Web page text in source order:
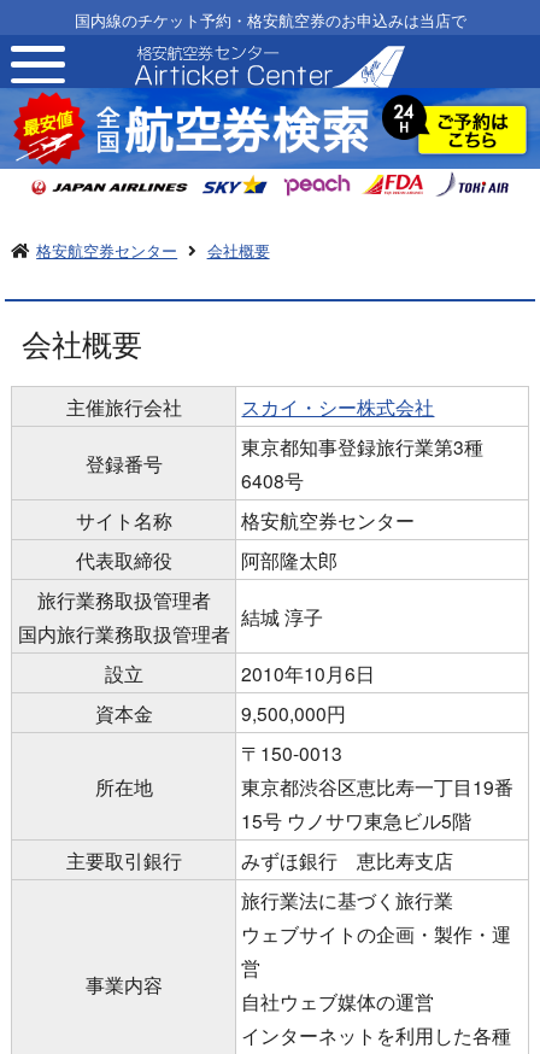
国内線のチケット予約・格安航空券のお申込みは当店で
toggle
navigation
格安航空券センター 会社概要
会社概要
主催旅行会社 スカイ・シー株式会社
登録番号
東京都知事登録旅行業第3種
6408号
サイト名称
格安航空券センター
代表取締役
阿部隆太郎
旅行業務取扱管理者
国内旅行業務取扱管理者
結城 淳子
設立
2010年10月6日
資本金
9,500,000円
所在地
〒150-0013
東京都渋谷区恵比寿一丁目19番
15号 ウノサワ東急ビル5階
主要取引銀行
みずほ銀行 恵比寿支店
事業内容
旅行業法に基づく旅行業
ウェブサイトの企画・製作・運
営
自社ウェブ媒体の運営
インターネットを利用した各種